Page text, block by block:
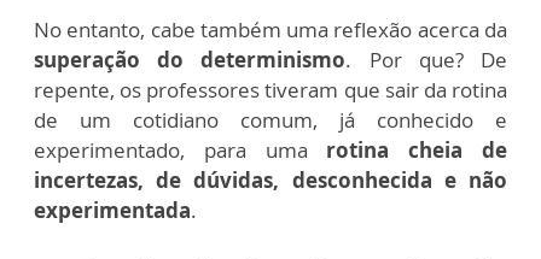
No entanto, cabe também uma reflexão acerca da
superação do determinismo. Por que? De
repente, os professores tiveram que sair da rotina
de um cotidiano comum, já conhecido e
experimentado, para uma rotina cheia de
incertezas, de dúvidas, desconhecida e não
experimentada.